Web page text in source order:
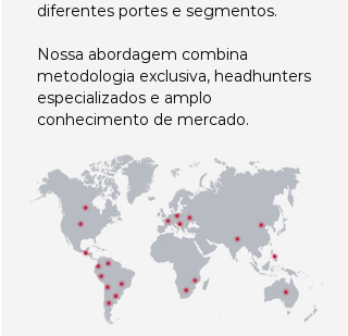
diferentes portes e segmentos.
Nossa abordagem combina
metodologia exclusiva, headhunters
especializados e amplo
conhecimento de mercado.